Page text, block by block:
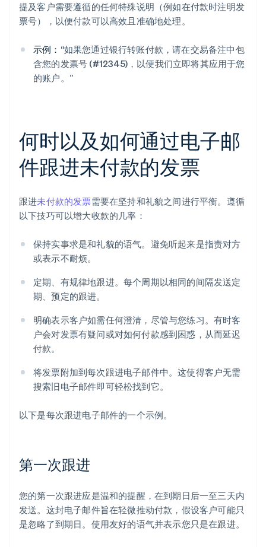
提及客户需要遵循的任何特殊说明（例如在付款时注明发
票号），以便付款可以高效且准确地处理。
示例： “如果您通过银行转账付款，请在交易备注中包
含您的发票号 (#12345)，以便我们立即将其应用于您
的账户。”
何时以及如何通过电子邮
件跟进未付款的发票
跟进未付款的发票需要在坚持和礼貌之间进行平衡。遵循
以下技巧可以增大收款的几率：
保持实事求是和礼貌的语气。避免听起来是指责对方
或表示不耐烦。
定期、有规律地跟进。每个周期以相同的间隔发送定
期、预定的跟进。
明确表示客户如需任何澄清，尽管与您练习。有时客
户会对发票有疑问或对如何付款感到困惑，从而延迟
付款。
将发票附加到每次跟进电子邮件中。这使得客户无需
搜索旧电子邮件即可轻松找到它。
以下是每次跟进电子邮件的一个示例。
第一次跟进
您的第一次跟进应是温和的提醒，在到期日后一至三天内
发送。这封电子邮件旨在轻微推动付款，假设客户可能只
是忽略了到期日。使用友好的语气并表示您只是在跟进。